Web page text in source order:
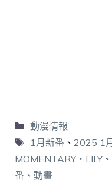
動漫情報
1月新番 、 2025 1
MOMENTARY・LILY、
番 、 動畫